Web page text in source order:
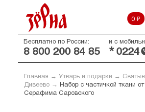
0 ₽
Бесплатно по России:
8 800 200 84 85
и с
* 0224
Главная → Утварь и подарки →
Дивеево→
Набор с частичкой ткани
Серафима Саровского